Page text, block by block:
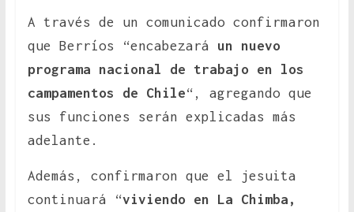
A través de un comunicado confirmaron
que Berríos “encabezará un nuevo
programa nacional de trabajo en los
campamentos de Chile“, agregando que
sus funciones serán explicadas más
adelante.
Además, confirmaron que el jesuita
continuará “viviendo en La Chimba,